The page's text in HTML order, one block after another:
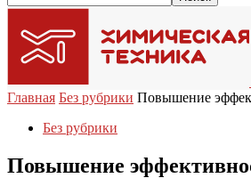
Главная Без рубрики Повышение
Без рубрики
Повышение